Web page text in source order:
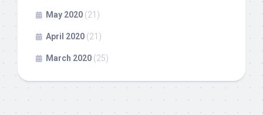
May 2020 (21)
April 2020 (21)
March 2020 (25)